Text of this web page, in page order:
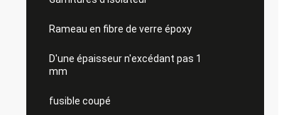
Rameau en fibre de verre époxy
D'une épaisseur n'excédant pas 1
mm
fusible coupé